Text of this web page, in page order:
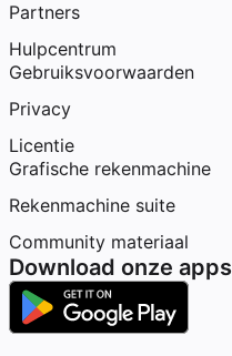
Partners
Hulpcentrum
Gebruiksvoorwaarden
Privacy
Licentie
Grafische rekenmachine
Rekenmachine suite
Community materiaal
Download onze